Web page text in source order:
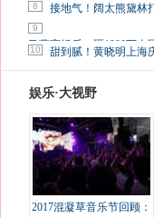
8 接地气！阔太熊黛林
9
马蓉离婚后，砸1000万人
10 甜到腻！黄晓明上海
娱乐·大视野
2017混凝草音乐节回顾：